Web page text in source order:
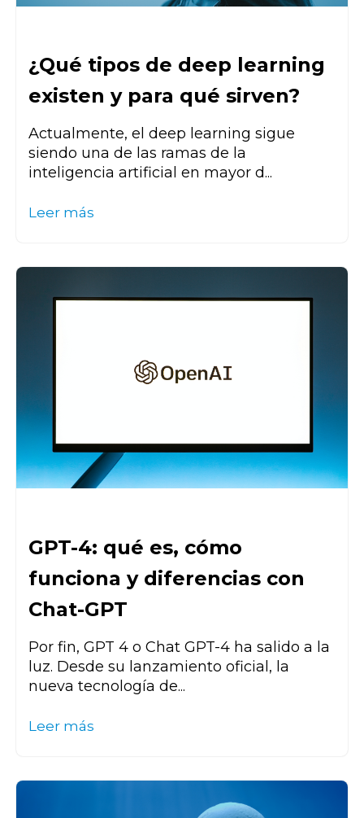
¿Qué tipos de deep learning
existen y para qué sirven?
Actualmente, el deep learning sigue
siendo una de las ramas de la
inteligencia artificial en mayor d...
Leer más
GPT-4: qué es, cómo
funciona y diferencias con
Chat-GPT
Por fin, GPT 4 o Chat GPT-4 ha salido a la
luz. Desde su lanzamiento oficial, la
nueva tecnología de...
Leer más